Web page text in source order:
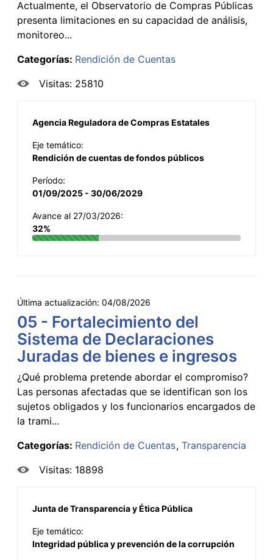
Actualmente, el Observatorio de Compras Públicas
presenta limitaciones en su capacidad de análisis,
monitoreo...
Categorías: Rendición de Cuentas
Visitas: 25810
Agencia Reguladora de Compras Estatales
Eje temático:
Rendición de cuentas de fondos públicos
Período:
01/09/2025 - 30/06/2029
Avance al 27/03/2026:
32%
Última actualización: 04/08/2026
05 - Fortalecimiento del
Sistema de Declaraciones
Juradas de bienes e ingresos
¿Qué problema pretende abordar el compromiso?
Las personas afectadas que se identifican son los
sujetos obligados y los funcionarios encargados de
la trami...
Categorías: Rendición de Cuentas Transparencia
Visitas: 18898
Junta de Transparencia y Ética Pública
Eje temático:
Integridad pública y prevención de la corrupción